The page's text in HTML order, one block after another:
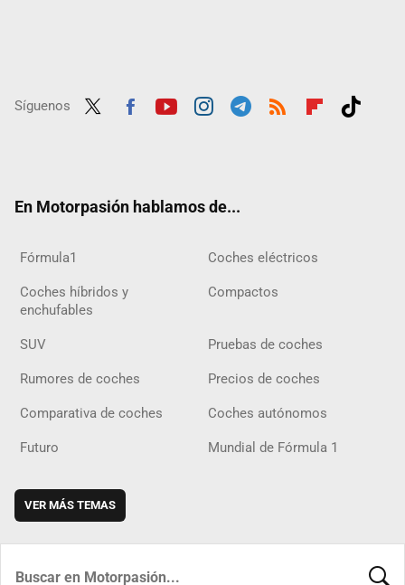
Síguenos
En Motorpasión hablamos de...
Fórmula1 Coches eléctricos
Coches híbridos y
enchufables
Compactos
SUV Pruebas de coches
Rumores de coches Precios de coches
Comparativa de coches Coches autónomos
Futuro Mundial de Fórmula 1
VER MÁS TEMAS